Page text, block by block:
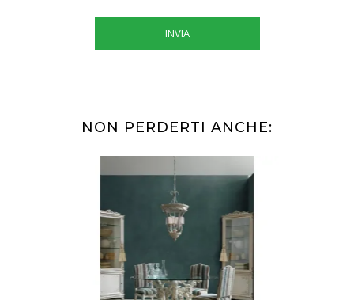
INVIA
NON PERDERTI ANCHE: